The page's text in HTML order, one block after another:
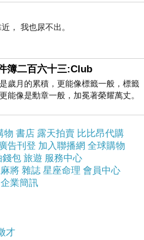
諷一位「有暴力傾向」
告，連他都告進去，呼
過！ 將向連戰、關中、
退俸
無厭！大專教師會協會
革命
價格還真的頗殺的，於是
【永用牌】MIT 台灣製造12吋耐
312A].
滿高的評價，看來值得入手，
造12吋耐用馬達吸排風
312A].
， 我也尿不出。
簿二百六十三:Club
歲月的累積，更能像標籤一般，標籤
能像是勳章一般，加冕著榮耀萬丈。
，成了再難輕輕放下的罪證
物 書店 露天拍賣 比比昂代購
廣告刊登 加入聯播網 全球購物
錢包 旅遊 服務中心
將 雜誌 星座命理 會員中心
企業簡訊
才